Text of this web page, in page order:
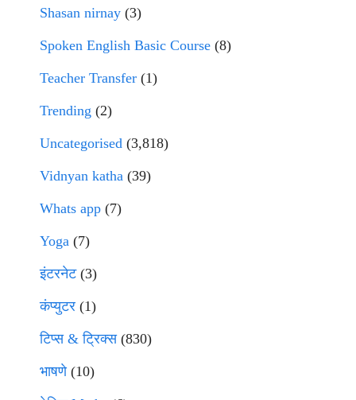
Shasan nirnay (3)
Spoken English Basic Course (8)
Teacher Transfer (1)
Trending (2)
Uncategorised (3,818)
Vidnyan katha (39)
Whats app (7)
Yoga (7)
इंटरनेट(3)
कंप्युटर (1)
टिप्स & ट्रिक्स(830)
भाषणे(10)